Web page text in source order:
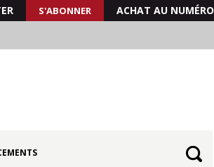
S'ABONNER ACHAT AU NUMÉRO